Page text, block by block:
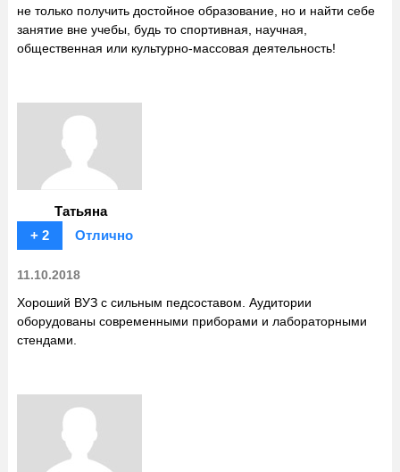
не только получить достойное образование, но и найти себе
занятие вне учебы, будь то спортивная, научная,
общественная или культурно-массовая деятельность!
Татьяна
+ 2
Отлично
11.10.2018
Хороший ВУЗ с сильным педсоставом. Аудитории
оборудованы современными приборами и лабораторными
стендами.